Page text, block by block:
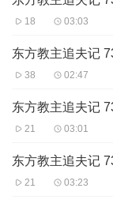
18 03:03
东方教主追夫记
38 02:47
东方教主追夫记
21 03:01
东方教主追夫记
21 03:23